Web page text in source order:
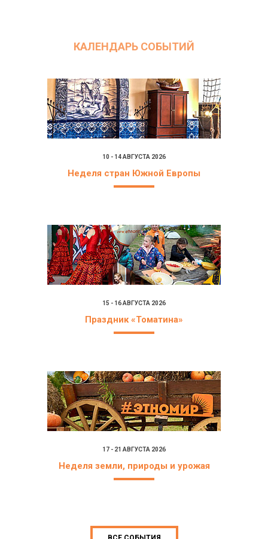
КАЛЕНДАРЬ СОБЫТИЙ
10 - 14 АВГУСТА 2026
Неделя стран Южной Европы
15 - 16 АВГУСТА 2026
Праздник «Томатина»
17 - 21 АВГУСТА 2026
Неделя земли, природы и урожая